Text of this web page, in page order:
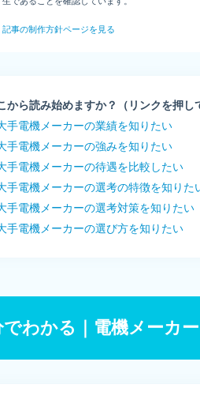
記事の制作方針ページを見る
から読み始めますか？（リンクを押し
手電機メーカーの業績を知りたい
手電機メーカーの強みを知りたい
手電機メーカーの待遇を比較したい
手電機メーカーの選考の特徴を知りた
手電機メーカーの選考対策を知りたい
手電機メーカーの選び方を知りたい
でわかる｜電機メーカ